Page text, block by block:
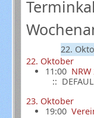
22.
22. Oktober
11:00
::
23. Oktober
19:00